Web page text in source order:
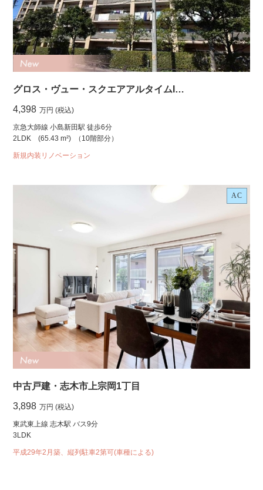
グロス・ヴュー・スクエアアルタイムI…
4,398 万円 (税込)
京急大師線 小島新田駅 徒歩6分
2LDK
(65.43 m²) （10階部分）
新規内装リノベーション
AC
中古戸建・志木市上宗岡1丁目
3,898 万円 (税込)
東武東上線 志木駅 バス9分
3LDK
平成29年2月築、縦列駐車2第可(車種による)